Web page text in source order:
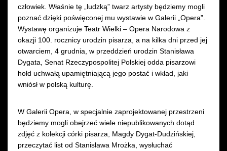
człowiek. Właśnie tę „ludzką” twarz artysty będziemy mogli
poznać dzięki poświęconej mu wystawie w Galerii „Opera”.
Wystawę organizuje Teatr Wielki – Opera Narodowa z
okazji 100. rocznicy urodzin pisarza, a na kilka dni przed jej
otwarciem, 4 grudnia, w przeddzień urodzin Stanisława
Dygata, Senat Rzeczypospolitej Polskiej odda pisarzowi
hołd uchwałą upamiętniającą jego postać i wkład, jaki
wniósł w polską kulturę.
W Galerii Opera, w specjalnie zaprojektowanej przestrzeni
będziemy mogli obejrzeć wiele niepublikowanych dotąd
zdjęć z kolekcji córki pisarza, Magdy Dygat-Dudzińskiej,
przeczytać list od Stanisława Mrożka, wysłuchać